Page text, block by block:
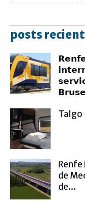
posts
Talgo
de
de...